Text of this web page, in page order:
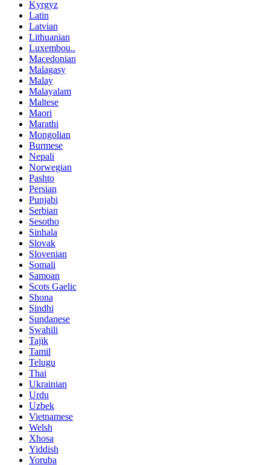
Kyrgyz
Latin
Latvian
Lithuanian
Luxembou..
Macedonian
Malagasy
Malay
Malayalam
Maltese
Maori
Marathi
Mongolian
Burmese
Nepali
Norwegian
Pashto
Persian
Punjabi
Serbian
Sesotho
Sinhala
Slovak
Slovenian
Somali
Samoan
Scots Gaelic
Shona
Sindhi
Sundanese
Swahili
Tajik
Tamil
Telugu
Thai
Ukrainian
Urdu
Uzbek
Vietnamese
Welsh
Xhosa
Yiddish
Yoruba